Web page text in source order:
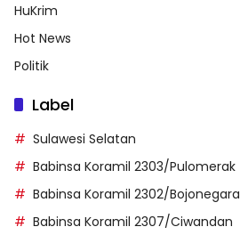
HuKrim
Hot News
Politik
Label
Sulawesi Selatan
Babinsa Koramil 2303/Pulomerak
Babinsa Koramil 2302/Bojonegara
Babinsa Koramil 2307/Ciwandan